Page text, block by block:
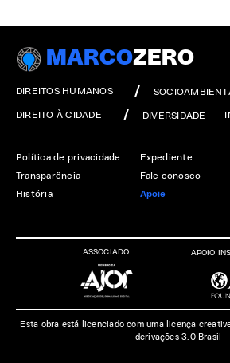
MARCOZERO
DIREITOS HUMANOS
DIREITO À CIDADE DIVERSIDADE
Política de privacidade
Transparência
História
Expediente
Fale conosco
Apoie
ASSOCIADO APOIO
Esta obra está licenciado com uma licença
derivações 3.0 Brasil